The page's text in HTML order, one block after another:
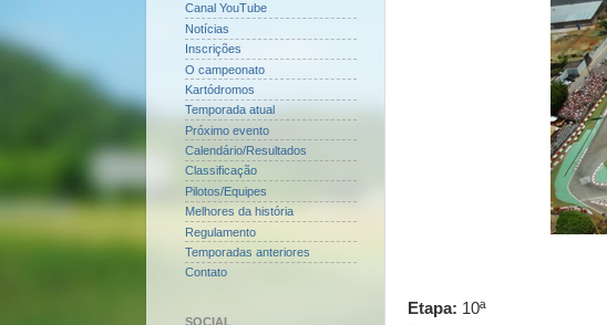
Etapa: 10ª
Canal YouTube
Notícias
Inscrições
O campeonato
Kartódromos
Temporada atual
Próximo evento
Calendário/Resultados
Classificação
Pilotos/Equipes
Melhores da história
Regulamento
Temporadas anteriores
Contato
SOCIAL